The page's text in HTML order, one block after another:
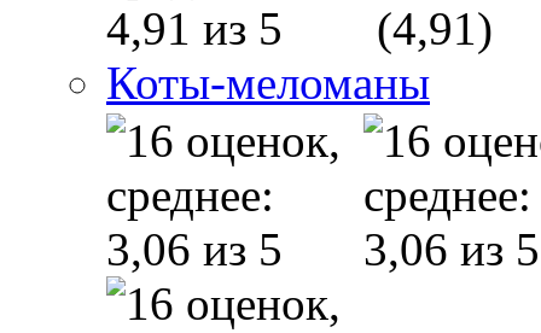
(4,91)
Коты-меломаны